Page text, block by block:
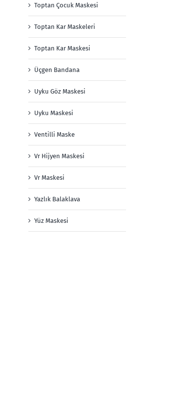
Toptan Çocuk Maskesi
Toptan Kar Maskeleri
Toptan Kar Maskesi
Üçgen Bandana
Uyku Göz Maskesi
Uyku Maskesi
Ventilli Maske
Vr Hijyen Maskesi
Vr Maskesi
Yazlık Balaklava
Yüz Maskesi